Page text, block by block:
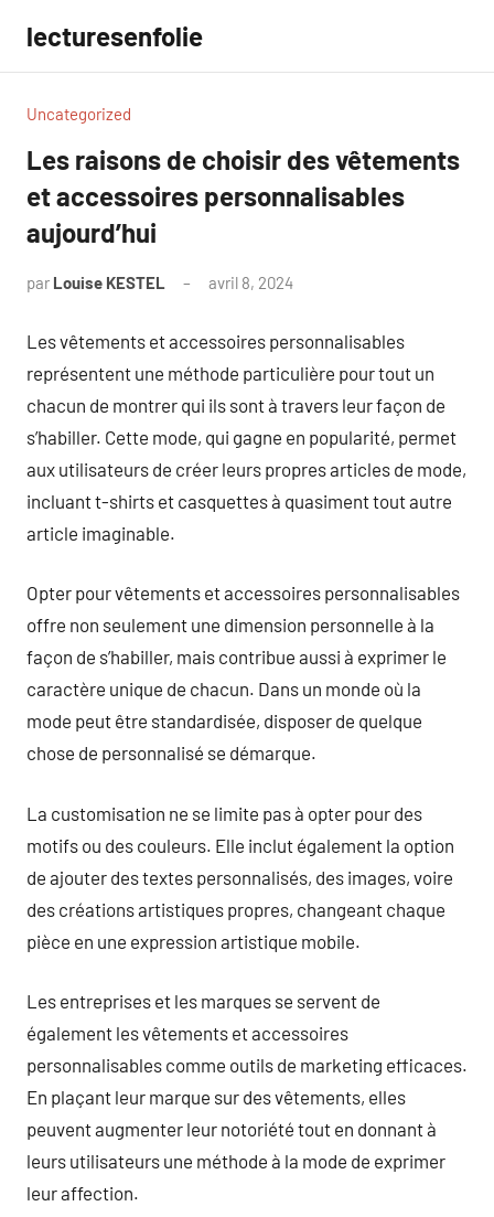
contenu
lecturesenfolie
Uncategorized
Les raisons de choisir des vêtements
et accessoires personnalisables
aujourd’hui
par Louise KESTEL avril 8, 2024
Les vêtements et accessoires personnalisables
représentent une méthode particulière pour tout un
chacun de montrer qui ils sont à travers leur façon de
s’habiller. Cette mode, qui gagne en popularité, permet
aux utilisateurs de créer leurs propres articles de mode,
incluant t-shirts et casquettes à quasiment tout autre
article imaginable.
Opter pour vêtements et accessoires personnalisables
offre non seulement une dimension personnelle à la
façon de s’habiller, mais contribue aussi à exprimer le
caractère unique de chacun. Dans un monde où la
mode peut être standardisée, disposer de quelque
chose de personnalisé se démarque.
La customisation ne se limite pas à opter pour des
motifs ou des couleurs. Elle inclut également la option
de ajouter des textes personnalisés, des images, voire
des créations artistiques propres, changeant chaque
pièce en une expression artistique mobile.
Les entreprises et les marques se servent de
également les vêtements et accessoires
personnalisables comme outils de marketing efficaces.
En plaçant leur marque sur des vêtements, elles
peuvent augmenter leur notoriété tout en donnant à
leurs utilisateurs une méthode à la mode de exprimer
leur affection.